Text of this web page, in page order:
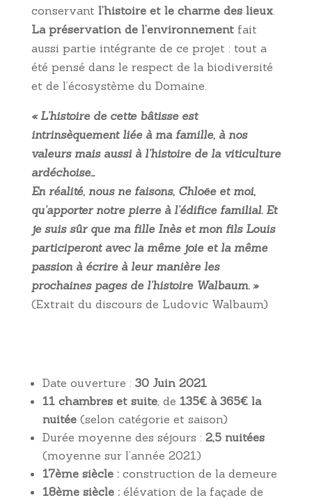
conservant l’histoire et le charme des lieux.
La préservation de l’environnementfait
aussi partie intégrante de ce projet : tout a
été pensé dans le respect de la biodiversité
et de l’écosystème du Domaine.
« L’histoire de cette bâtisse est
intrinsèquement liée à ma famille, à nos
valeurs mais aussi à l’histoire de la viticulture
ardéchoise…
En réalité, nous ne faisons, Chloëe et moi,
qu’apporter notre pierre à l’édifice familial. Et
je suis sûr que ma fille Inès et mon fils Louis
participeront avec la même joie et la même
passion à écrire à leur manière les
prochaines pages de l’histoire Walbaum. »
(Extrait du discours de Ludovic Walbaum)
Date ouverture : 30 Juin 2021
11 chambres et suite, de 135€ à 365€ la
nuitée(selon catégorie et saison)
Durée moyenne des séjours : 2,5 nuitées
(moyenne sur l’année 2021)
17ème siècle :construction de la demeure
18ème siècle :élévation de la façade de